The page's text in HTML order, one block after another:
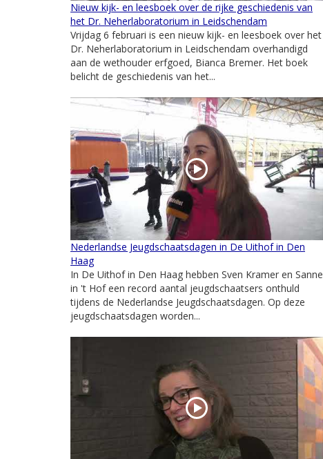
Nieuw kijk- en leesboek over de rijke geschiedenis van
het Dr. Neherlaboratorium in Leidschendam
Vrijdag 6 februari is een nieuw kijk- en leesboek over het
Dr. Neherlaboratorium in Leidschendam overhandigd
aan de wethouder erfgoed, Bianca Bremer. Het boek
belicht de geschiedenis van het...
Nederlandse Jeugdschaatsdagen in De Uithof in Den
Haag
In De Uithof in Den Haag hebben Sven Kramer en Sanne
in 't Hof een record aantal jeugdschaatsers onthuld
tijdens de Nederlandse Jeugdschaatsdagen. Op deze
jeugdschaatsdagen worden...